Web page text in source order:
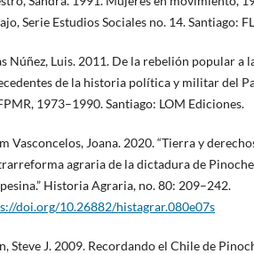
Serie Estudios Sociales no. 14. Santiago:
Núñez, Luis. 2011. De la rebelión popular a
de la historia política y militar del
1973–1990. Santiago: LOM Ediciones.
Vasconcelos, Joana. 2020. “Tierra y
agraria de la dictadura de
Historia Agraria, no. 80: 209–242.
doi.org/10.26882/histagrar.080e07s
Steve J. 2009. Recordando el Chile de